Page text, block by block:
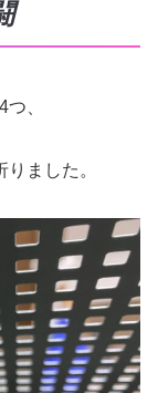
、
ました。